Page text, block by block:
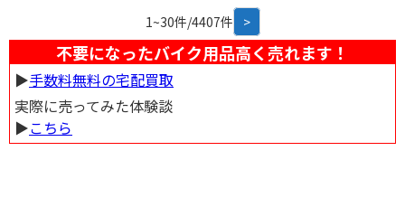
1~30件/4407件 >
不要になったバイク用品高く売れます！
▶︎手数料無料の宅配買取
実際に売ってみた体験談
▶︎こちら